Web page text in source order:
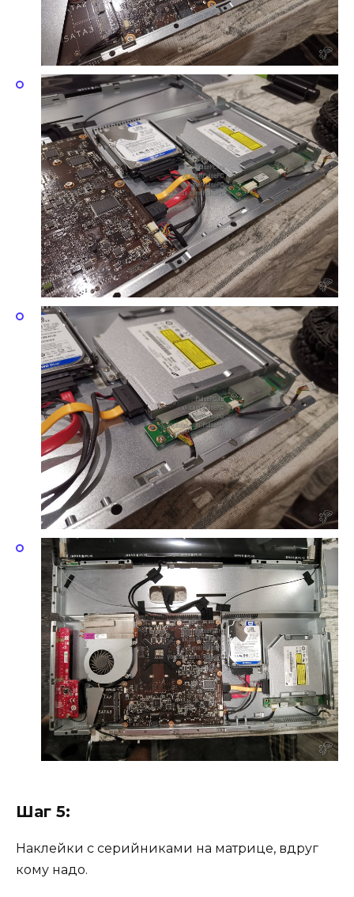
Шаг 5:
Наклейки с серийниками на матрице, вдруг
кому надо.